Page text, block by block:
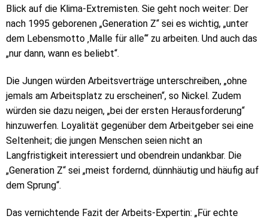
Blick auf die Klima-Extremisten. Sie geht noch weiter: Der
nach 1995 geborenen „Generation Z“ sei es wichtig, „unter
dem Lebensmotto ‚Malle für alle‘“ zu arbeiten. Und auch das
„nur dann, wann es beliebt“.
Die Jungen würden Arbeitsverträge unterschreiben, „ohne
jemals am Arbeitsplatz zu erscheinen“, so Nickel. Zudem
würden sie dazu neigen, „bei der ersten Herausforderung“
hinzuwerfen. Loyalität gegenüber dem Arbeitgeber sei eine
Seltenheit; die jungen Menschen seien nicht an
Langfristigkeit interessiert und obendrein undankbar. Die
„Generation Z“ sei „meist fordernd, dünnhäutig und häufig auf
dem Sprung“.
Das vernichtende Fazit der Arbeits-Expertin: „Für echte